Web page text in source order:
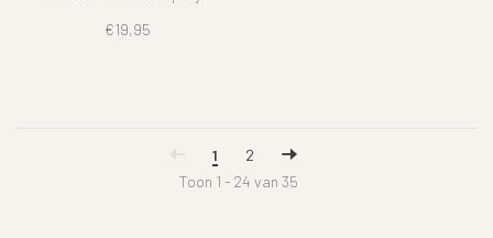
€19,95
1
2
Toon 1 - 24 van 35